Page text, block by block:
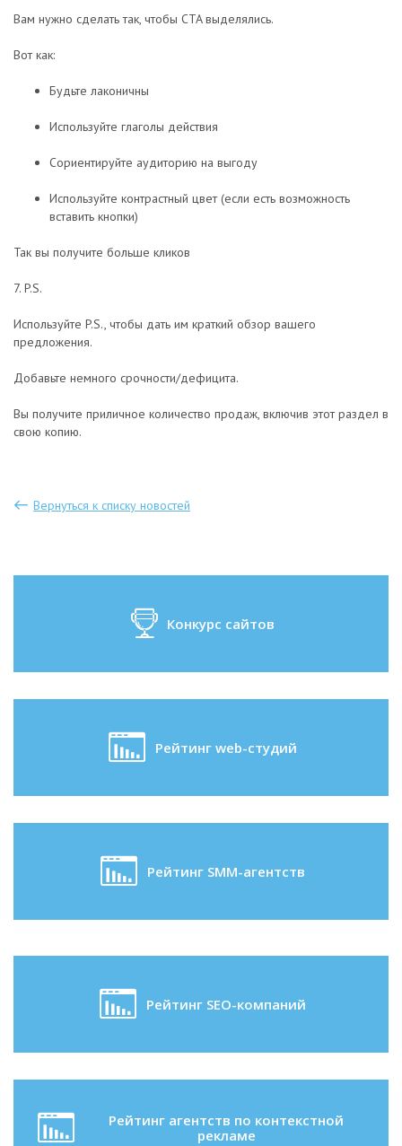
Вам нужно сделать так, чтобы CTA выделялись.
Вот как:
Будьте лаконичны
Используйте глаголы действия
Сориентируйте аудиторию на выгоду
Используйте контрастный цвет (если есть возможность
вставить кнопки)
Так вы получите больше кликов
7. P.S.
Используйте P.S., чтобы дать им краткий обзор вашего
предложения.
Добавьте немного срочности/дефицита.
Вы получите приличное количество продаж, включив этот раздел в
свою копию.
Вернуться к списку новостей
Конкурс сайтов
Рейтинг web-студий
Рейтинг SMM-агентств
Рейтинг SEO-компаний
Рейтинг агентств по контекстной
рекламе